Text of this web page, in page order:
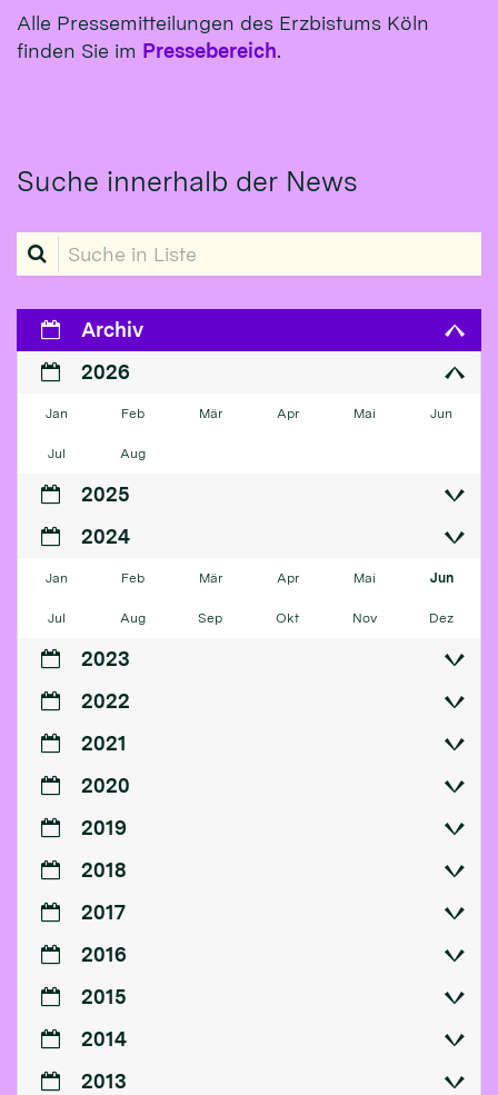
Alle Pressemitteilungen des Erzbistums Köln
finden Sie im Pressebereich.
Suche innerhalb der News
Suche in Liste
Archiv
2026
Jan Feb Mär Apr Mai Jun
Jul Aug
2025
2024
Jan Feb Mär Apr Mai Jun
Jul Aug Sep Okt Nov Dez
2023
2022
2021
2020
2019
2018
2017
2016
2015
2014
2013